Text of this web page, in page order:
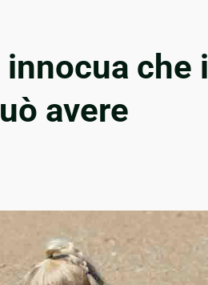
che i
avere